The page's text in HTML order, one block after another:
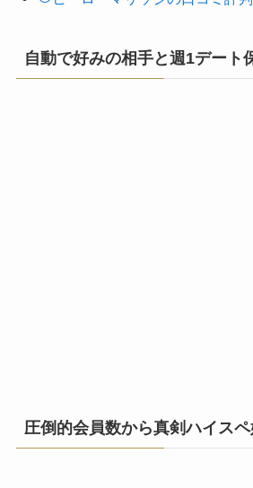
自動で好みの相手と週1デート
圧倒的会員数から真剣ハイス